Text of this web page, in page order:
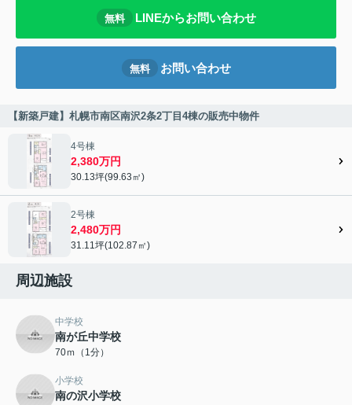
無料 LINEからお問い合わせ
無料 お問い合わせ
【新築戸建】札幌市南区南沢2条2丁目4棟の販売中物件
4号棟
2,380万円
30.13坪(99.63㎡)
2号棟
2,480万円
31.11坪(102.87㎡)
周辺施設
中学校
南が丘中学校
70ｍ（1分）
小学校
南の沢小学校